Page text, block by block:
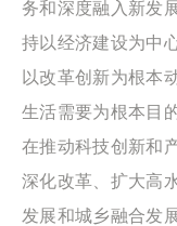
务和深度融入新发
持以经济建设为中
以改革创新为根本
生活需要为根本目
在推动科技创新和
深化改革、扩大高
发展和城乡融合发